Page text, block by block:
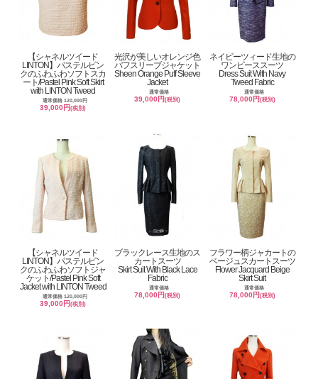
【シャネルツイード
LINTON】パステルピン
クのふわふわソフトスカ
ート/Pastel Pink Soft Skirt
with LINTON Tweed
通常価格 120,000円
39,000円(税別)
光沢が美しいオレンジ色
パフスリーブジャケット
Sheen Orange Puff Sleeve
Jacket
通常価格
39,000円(税別)
ネイビーツィード生地の
ワンピーススーツ
Dress Suit With Navy
Tweed Fabric
通常価格
78,000円 (税別)
【シャネルツイード
LINTON】パステルピン
クのふわふわソフトジャ
ケット/Pastel Pink Soft
Jacket with LINTON Tweed
通常価格 120,000円
39,000円(税別)
ブラックレース生地のス
カートスーツ
Skirt Suit With Black Lace
Fabric
通常価格
78,000円(税別)
フラワー柄ジャカートの
ベージュスカートスーツ
Flower Jacquard Beige
Skirt Suit
通常価格
78,000円 (税別)